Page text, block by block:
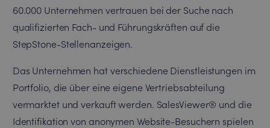
60.000 Unternehmen vertrauen bei der Suche nach
qualifizierten Fach- und Führungskräften auf die
StepStone-Stellenanzeigen.
Das Unternehmen hat verschiedene Dienstleistungen im
Portfolio, die über eine eigene Vertriebsabteilung
vermarktet und verkauft werden. SalesViewer® und die
Identifikation von anonymen Website-Besuchern spielen